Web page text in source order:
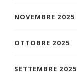
NOVEMBRE 2025
OTTOBRE 2025
SETTEMBRE 2025